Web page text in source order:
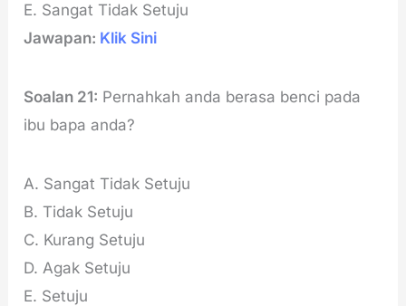
E. Sangat Tidak Setuju
Jawapan: Klik Sini
Soalan 21: Pernahkah anda berasa benci pada
ibu bapa anda?
A. Sangat Tidak Setuju
B. Tidak Setuju
C. Kurang Setuju
D. Agak Setuju
E. Setuju